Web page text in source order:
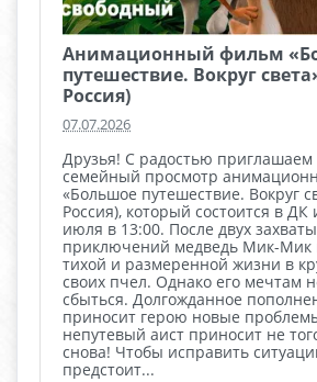
Анимационный фильм
путешествие. Вокруг
Россия)
07.07.2026
Друзья! С радостью приглашаем
семейный просмотр
«Большое путешествие. Вокруг
Россия), который состоится в ДК
июля в 13:00. После двух
приключений медведь Мик-Мик
тихой и размеренной жизни в
своих пчел. Однако его мечтам
сбыться. Долгожданное
приносит герою новые
непутевый аист приносит не
снова! Чтобы исправить
предстоит...